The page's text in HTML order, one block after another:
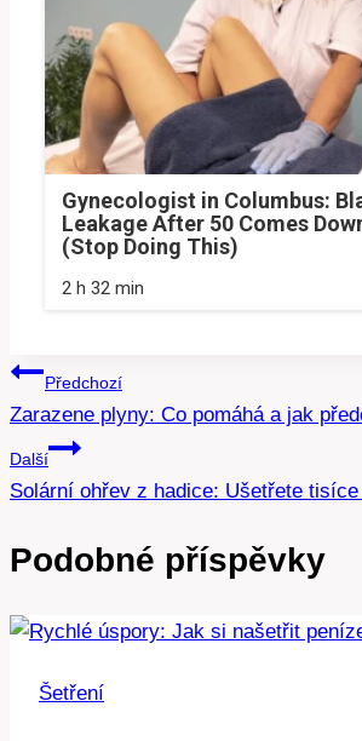
Gynecologist in Columbus:
Leakage After 50 Comes
(Stop Doing This)
2 h 32 min
Navigace
pro
příspěvek
Předchozí
Zarazene plyny: Co pomáhá a jak
Další
Solární ohřev z hadice: Ušetřete
Podobné příspěvky
Šetření